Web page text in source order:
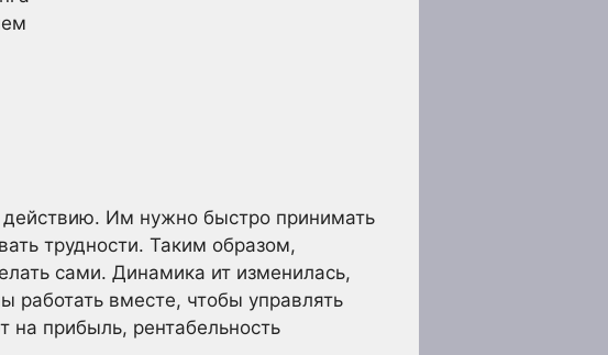
Им нужно быстро принимать
трудности. Таким образом,
сами. Динамика ит изменилась,
вместе, чтобы управлять
на прибыль, рентабельность